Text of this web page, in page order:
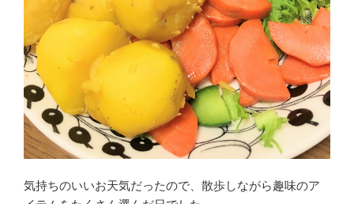
気持ちのいいお天気だったので、散歩しながら趣味のア